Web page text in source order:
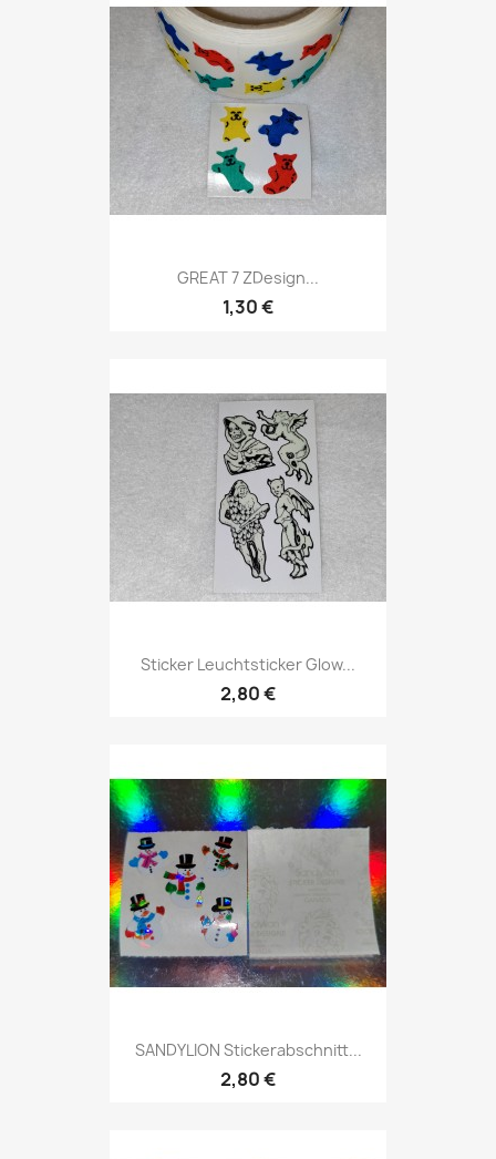
GREAT 7 ZDesign...
1,30 €
Sticker Leuchtsticker Glow...
2,80 €
SANDYLION Stickerabschnitt...
2,80 €